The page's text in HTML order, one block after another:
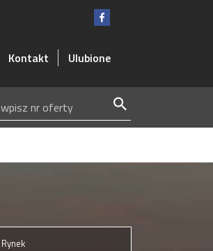
Kontakt Ulubione
Rynek